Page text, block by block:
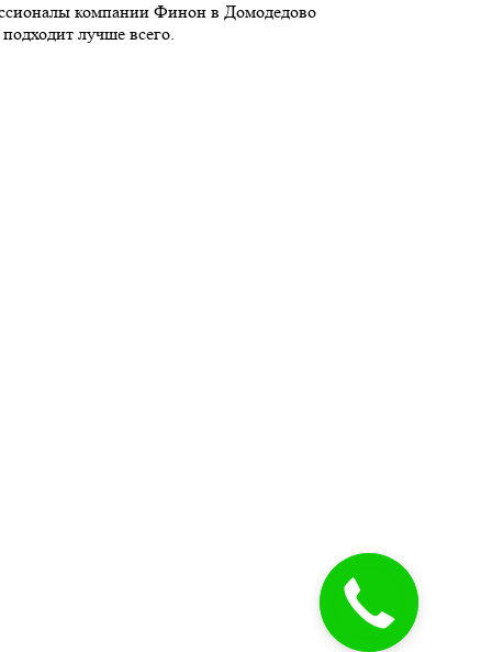
компании Финон в Домодедово
лучше всего.